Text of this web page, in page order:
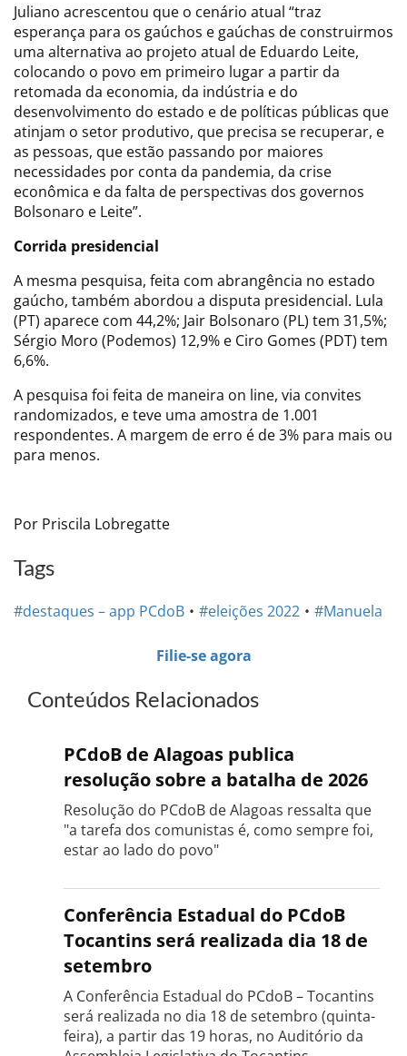
Juliano acrescentou que o cenário atual “traz
esperança para os gaúchos e gaúchas de construirmos
uma alternativa ao projeto atual de Eduardo Leite,
colocando o povo em primeiro lugar a partir da
retomada da economia, da indústria e do
desenvolvimento do estado e de políticas públicas que
atinjam o setor produtivo, que precisa se recuperar, e
as pessoas, que estão passando por maiores
necessidades por conta da pandemia, da crise
econômica e da falta de perspectivas dos governos
Bolsonaro e Leite”.
Corrida presidencial
A mesma pesquisa, feita com abrangência no estado
gaúcho, também abordou a disputa presidencial. Lula
(PT) aparece com 44,2%; Jair Bolsonaro (PL) tem 31,5%;
Sérgio Moro (Podemos) 12,9% e Ciro Gomes (PDT) tem
6,6%.
A pesquisa foi feita de maneira on line, via convites
randomizados, e teve uma amostra de 1.001
respondentes. A margem de erro é de 3% para mais ou
para menos.
Por Priscila Lobregatte
Tags
#destaques – app PCdoB #eleições 2022 #Manuela
Filie-se agora
Conteúdos Relacionados
PCdoB de Alagoas publica
resolução sobre a batalha de 2026
Resolução do PCdoB de Alagoas ressalta que
"a tarefa dos comunistas é, como sempre foi,
estar ao lado do povo"
Conferência Estadual do PCdoB
Tocantins será realizada dia 18 de
setembro
A Conferência Estadual do PCdoB – Tocantins
será realizada no dia 18 de setembro (quinta-
feira), a partir das 19 horas, no Auditório da